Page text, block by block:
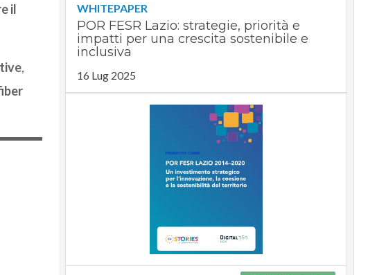
il
,
WHITEPAPER
POR FESR Lazio: strategie, priorità e
impatti per una crescita sostenibile e
inclusiva
16 Lug 2025